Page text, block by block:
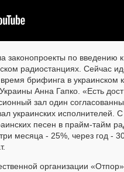
законопроекты по введению
радиостанциях. Сейчас
брифинга в украинском
Анна Гапко. «Есть
зал один
украинских исполнителей.
песен в прайм-тайм
месяца - 25%, через год -
организации